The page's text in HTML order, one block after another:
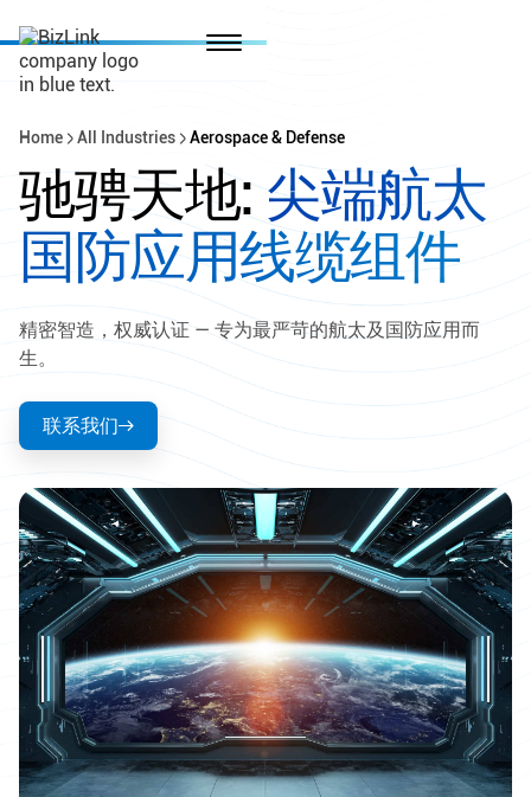
Home All Industries Aerospace & Defense
驰骋天地:尖端航太
国防应用线缆组件
精密智造，权威认证 — 专为最严苛的航太及国防应用而
生。
联系我们